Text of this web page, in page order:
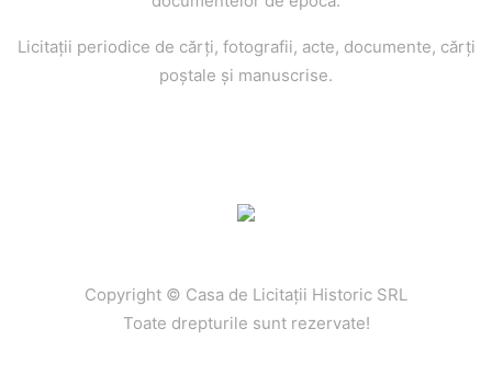
Licitaţii periodice de cărţi, fotografii, acte, documente, cărţi
poştale şi manuscrise.
Copyright © Casa de Licitaţii Historic SRL
Toate drepturile sunt rezervate!